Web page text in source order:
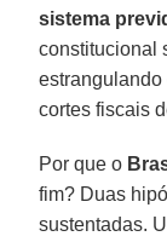
sistema
constitucional
cortes fiscais
Por que o
fim? Duas
sustentadas.